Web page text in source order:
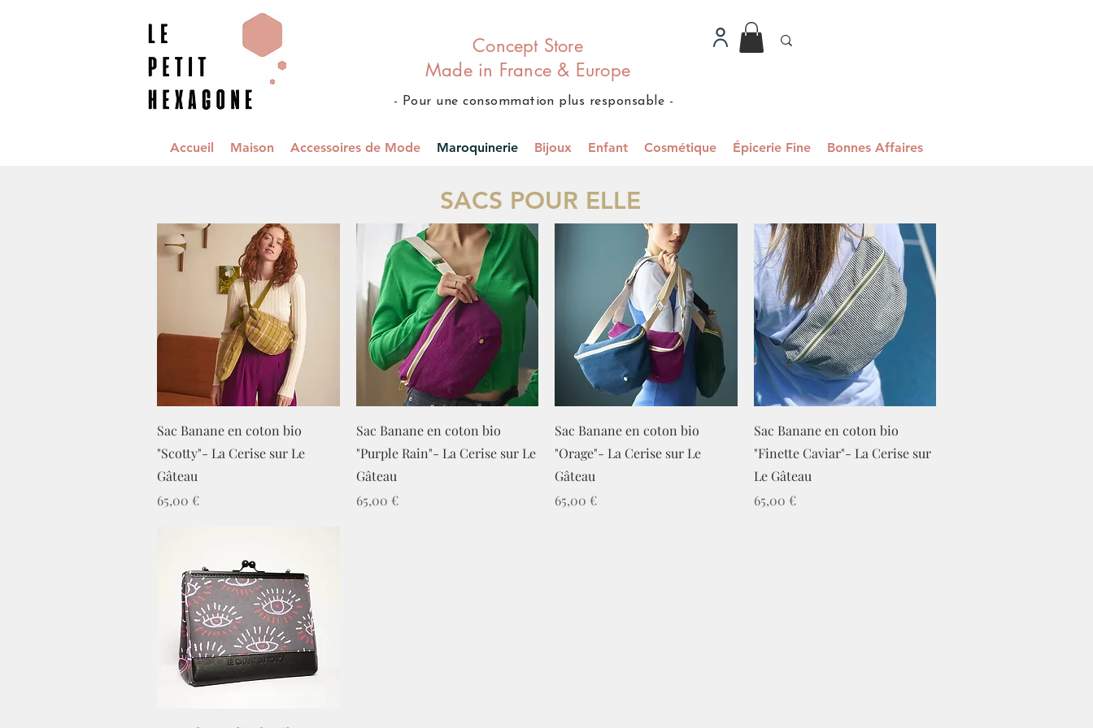
Concept Store
Made in France & Europe
- Pour une consommation plus responsable -
Accueil Maison Accessoires de Mode Maroquinerie Bijoux Enfant Cosmétique Épicerie Fine Bonnes Affaires
SACS POUR ELLE
Aperçu rapide
Sac Banane en coton bio
"Scotty"- La Cerise sur Le
Gâteau
Prix
65,00 €
Aperçu rapide
Sac Banane en coton bio
"Purple Rain"- La Cerise sur Le
Gâteau
Prix
65,00 €
Aperçu rapide
Sac Banane en coton bio
"Orage"- La Cerise sur Le
Gâteau
Prix
65,00 €
Aperçu rapide
Sac Banane en coton bio
"Finette Caviar"- La Cerise sur
Le Gâteau
Prix
65,00 €